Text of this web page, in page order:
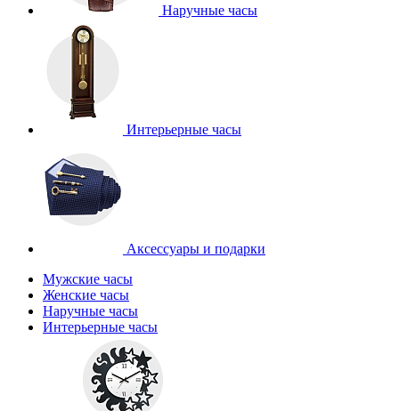
Наручные часы
Интерьерные часы
Аксессуары и подарки
Мужские часы
Женские часы
Наручные часы
Интерьерные часы